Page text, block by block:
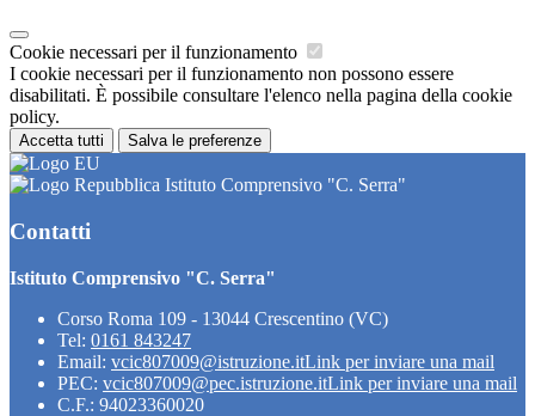
Cookie necessari per il funzionamento
I cookie necessari per il funzionamento non possono essere
disabilitati. È possibile consultare l'elenco nella pagina della cookie
policy.
Accetta tutti Salva le preferenze
Istituto Comprensivo "C. Serra"
Contatti
Istituto Comprensivo "C. Serra"
Corso Roma 109 - 13044 Crescentino (VC)
Tel: 0161 843247
Email: vcic807009@istruzione.itLink per inviare una mail
PEC: vcic807009@pec.istruzione.itLink per inviare una mail
C.F.: 94023360020